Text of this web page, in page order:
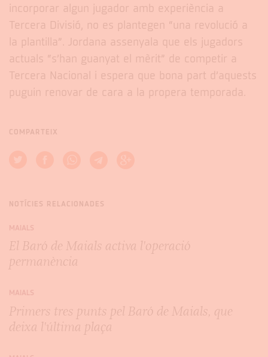
incorporar algun jugador amb experiència a
Tercera Divisió, no es plantegen “una revolució a
la plantilla”. Jordana assenyala que els jugadors
actuals “s’han guanyat el mèrit” de competir a
Tercera Nacional i espera que bona part d’aquests
puguin renovar de cara a la propera temporada.
COMPARTEIX
NOTÍCIES RELACIONADES
MAIALS
El Baró de Maials activa l'operació
permanència
MAIALS
Primers tres punts pel Baró de Maials, que
deixa l'última plaça